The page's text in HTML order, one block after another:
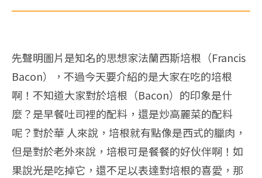
先聲明圖片是知名的思想家法蘭西斯培根（Francis
Bacon），不過今天要介紹的是大家在吃的培根
啊！不知道大家對於培根（Bacon）的印象是什
麼？是早餐吐司裡的配料，還是炒高麗菜的配料
呢？對於華 人來說，培根就有點像是西式的臘肉，
但是對於老外來說，培根可是餐餐的好伙伴啊！如
果說光是吃掉它，還不足以表達對培根的喜愛，那